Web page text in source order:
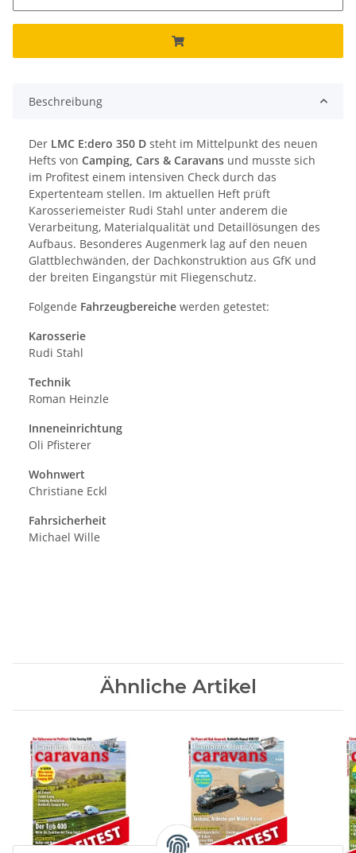
Beschreibung
Der LMC E:dero 350 D steht im Mittelpunkt des neuen
Hefts von Camping, Cars & Caravans und musste sich
im Profitest einem intensiven Check durch das
Expertenteam stellen. Im aktuellen Heft prüft
Karosseriemeister Rudi Stahl unter anderem die
Verarbeitung, Materialqualität und Detaillösungen des
Aufbaus. Besonderes Augenmerk lag auf den neuen
Glattblechwänden, der Dachkonstruktion aus GfK und
der breiten Eingangstür mit Fliegenschutz.
Folgende Fahrzeugbereiche werden getestet:
Karosserie
Rudi Stahl
Technik
Roman Heinzle
Inneneinrichtung
Oli Pfisterer
Wohnwert
Christiane Eckl
Fahrsicherheit
Michael Wille
Ähnliche Artikel